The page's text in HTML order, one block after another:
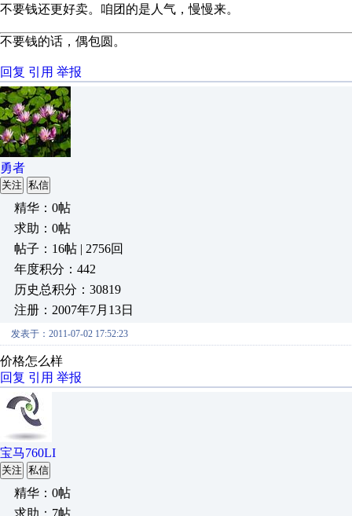
不要钱还更好卖。咱团的是人气，慢慢来。
不要钱的话，偶包圆。
回复 引用 举报
勇者
关注 私信
精华：0帖
求助：0帖
帖子：16帖 | 2756回
年度积分：442
历史总积分：30819
注册：2007年7月13日
发表于：2011-07-02 17:52:23
价格怎么样
回复 引用 举报
宝马760LI
关注 私信
精华：0帖
求助：7帖